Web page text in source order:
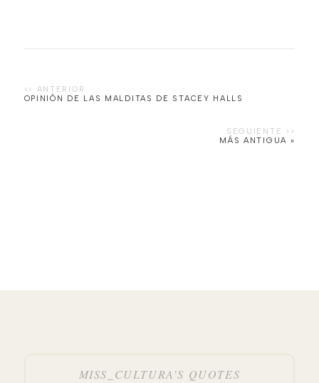
OPINIÓN DE LAS MALDITAS DE STACEY HALLS
MÁS ANTIGUA »
MISS_CULTURA’S QUOTES